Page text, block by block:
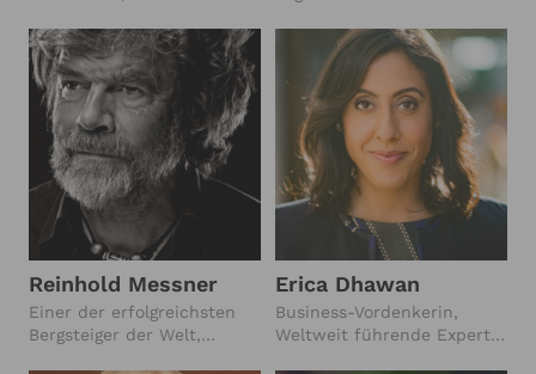
Reinhold Messner
Einer der erfolgreichsten
Bergsteiger der Welt,
Erica Dhawan
Business-Vordenkerin,
Weltweit führende Expertin